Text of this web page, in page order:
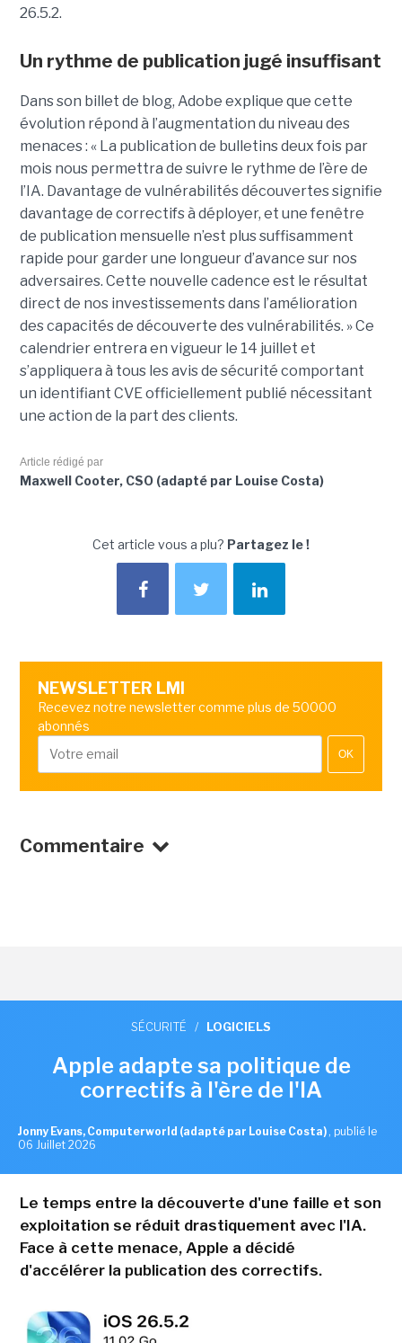
26.5.2.
Un rythme de publication jugé insuffisant
Dans son billet de blog, Adobe explique que cette
évolution répond à l’augmentation du niveau des
menaces : « La publication de bulletins deux fois par
mois nous permettra de suivre le rythme de l’ère de
l’IA. Davantage de vulnérabilités découvertes signifie
davantage de correctifs à déployer, et une fenêtre
de publication mensuelle n’est plus suffisamment
rapide pour garder une longueur d’avance sur nos
adversaires. Cette nouvelle cadence est le résultat
direct de nos investissements dans l’amélioration
des capacités de découverte des vulnérabilités. » Ce
calendrier entrera en vigueur le 14 juillet et
s’appliquera à tous les avis de sécurité comportant
un identifiant CVE officiellement publié nécessitant
une action de la part des clients.
Article rédigé par
Maxwell Cooter, CSO (adapté par Louise Costa)
Cet article vous a plu? Partagez le !
NEWSLETTER LMI
Recevez notre newsletter comme plus de 50000
abonnés
OK
Commentaire
SÉCURITÉ / LOGICIELS
Apple adapte sa politique de
correctifs à l'ère de l'IA
Jonny Evans, Computerworld (adapté par Louise Costa) , publié le
06 Juillet 2026
Le temps entre la découverte d'une faille et son
exploitation se réduit drastiquement avec l'IA.
Face à cette menace, Apple a décidé
d'accélérer la publication des correctifs.